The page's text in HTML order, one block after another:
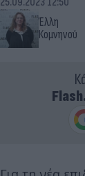
Έλλη
Κομνηνού